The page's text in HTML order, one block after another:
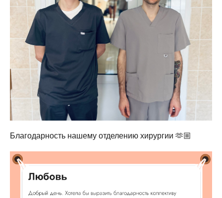
Благодарность нашему отделению хирургии 🫶🏼